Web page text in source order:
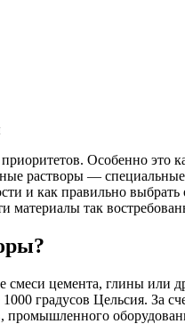
Особенно это
растворы —
и как правильно
материалы так
цемента, глины или
градусов Цельсия. За
промышленного